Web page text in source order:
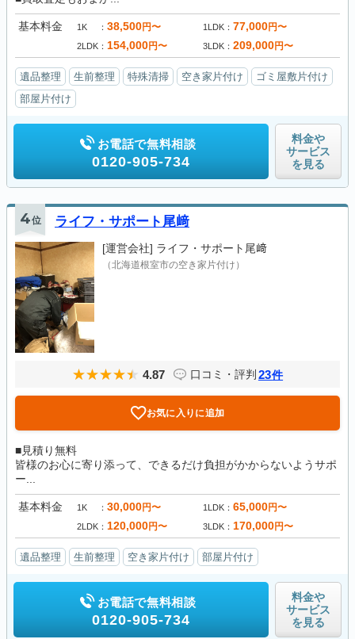
基本料金 1K 38,500円〜 1LDK 77,000円〜
2LDK 154,000円〜 3LDK 209,000円〜
遺品整理 生前整理 特殊清掃 空き家片付け
ゴミ屋敷片付け
部屋片付け
お電話で無料相談
0120-905-734
料金や
サービス
を見る
4位 ライフ・サポート尾﨑
[運営会社] ライフ・サポート尾﨑
（北海道根室市の空き家片付け）
4.87 口コミ・評判 23件
お気に入りに追加
■見積り無料
皆様のお心に寄り添って、できるだけ負担がかからないようサポ
ー...
基本料金 1K 30,000円〜 1LDK 65,000円〜
2LDK 120,000円〜 3LDK 170,000円〜
遺品整理 生前整理 空き家片付け 部屋片付け
お電話で無料相談
0120-905-734
料金や
サービス
を見る